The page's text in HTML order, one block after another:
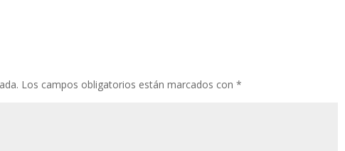
Los campos obligatorios están marcados con*